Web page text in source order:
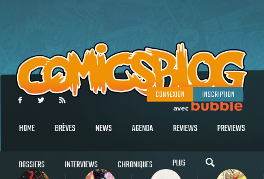
CONNEXION INSCRIPTION
HOME BRÈVES NEWS AGENDA REVIEWS PREVIEWS
DOSSIERS INTERVIEWS CHRONIQUES PLUS